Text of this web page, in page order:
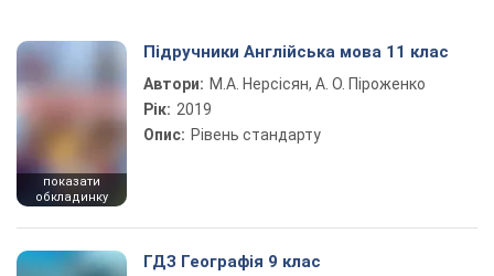
показати
обкладинку
Підручники Англійська мова 11 клас
Автори: М.А. Нерсісян, А. О. Піроженко
Рік: 2019
Опис: Рівень стандарту
ГДЗ Географія 9 клас